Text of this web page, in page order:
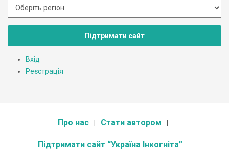
Підтримати сайт
Вхід
Реєстрація
Про нас Стати автором
Підтримати сайт “Україна Інкогніта”